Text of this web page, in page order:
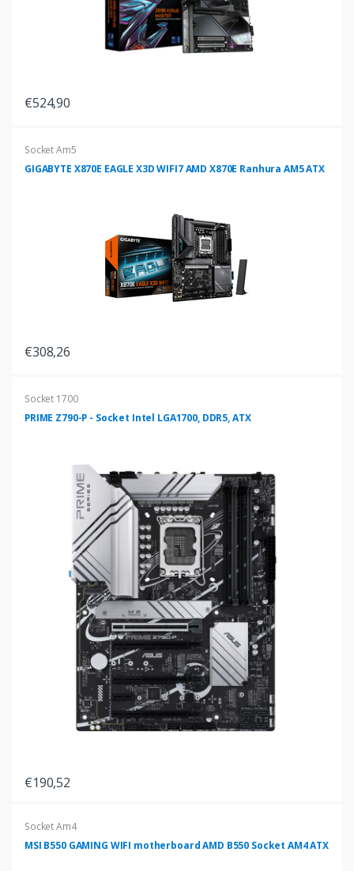
€524,90
Socket Am5
GIGABYTE X870E EAGLE X3D WIFI7 AMD X870E Ranhura AM5 ATX
€308,26
Socket 1700
PRIME Z790-P - Socket Intel LGA1700, DDR5, ATX
€190,52
Socket Am4
MSI B550 GAMING WIFI motherboard AMD B550 Socket AM4 ATX